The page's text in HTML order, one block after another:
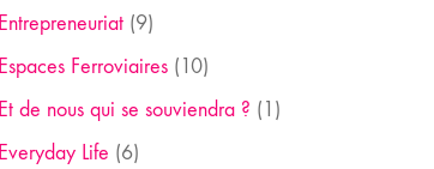
Entrepreneuriat(9)
Espaces Ferroviaires(10)
Et de nous qui se souviendra ? (1)
Everyday Life (6)